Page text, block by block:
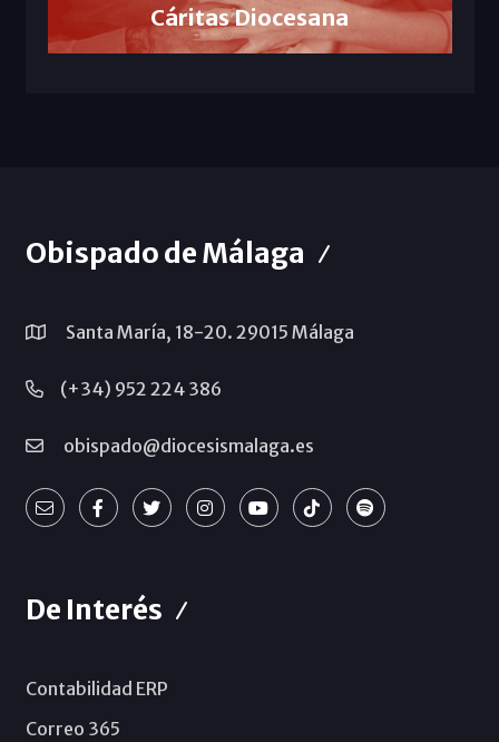
Cáritas Diocesana
Obispado de Málaga
Santa María, 18-20. 29015 Málaga
(+34) 952 224 386
obispado@diocesismalaga.es
De Interés
Contabilidad ERP
Correo 365